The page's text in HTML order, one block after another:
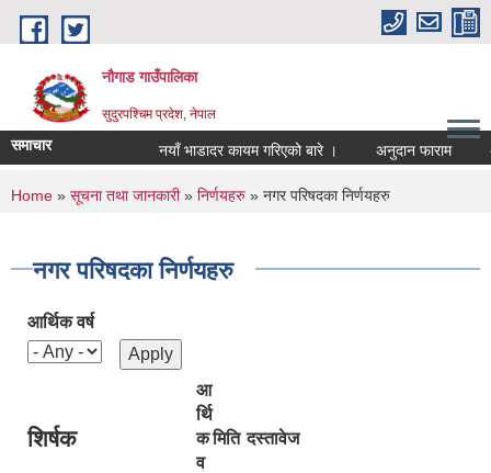
Skip to main content
नौगाड गाउँपालिका
सुदुरपश्चिम प्रदेश, नेपाल
समाचार नयाँ भाडादर कायम गरिएको बारे । अनुदान फाराम
You are here
Home » सूचना तथा जानकारी» निर्णयहरु » नगर परिषदका निर्णयहरु
नगर परिषदका निर्णयहरु
आर्थिक वर्ष
शिर्षक
आ
र्थि
क
व
मिति दस्तावेज